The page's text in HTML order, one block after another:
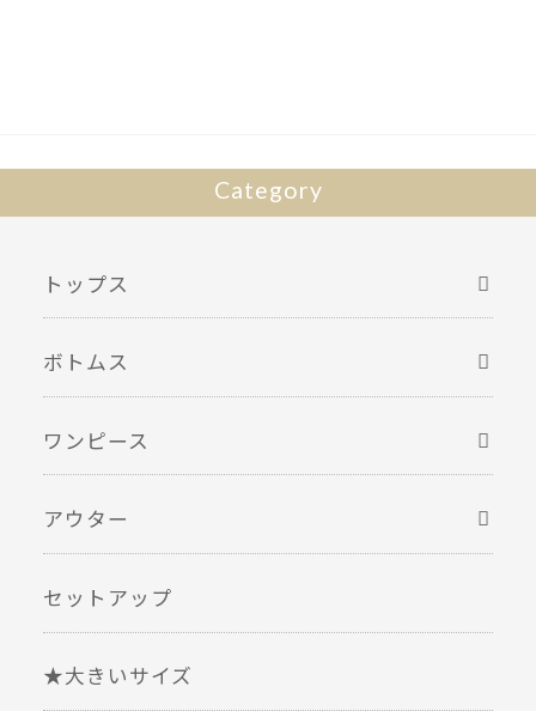
Category
トップス
ボトムス
ワンピース
アウター
セットアップ
★大きいサイズ